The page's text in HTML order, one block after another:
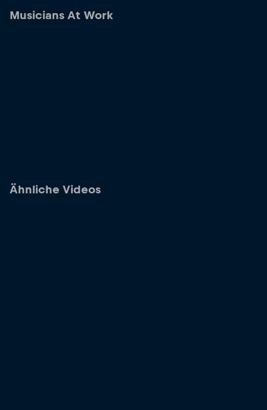
Musicians At Work
Ähnliche Videos